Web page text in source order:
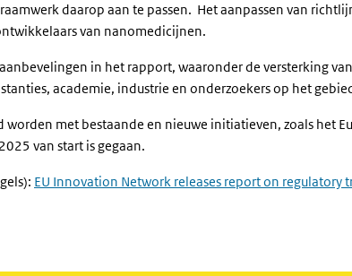
daarop aan te passen. Het aanpassen van
van nanomedicijnen.
in het rapport, waaronder de versterking
academie, industrie en onderzoekers op het
worden met bestaande en nieuwe initiatieven, zoals het
van start is gegaan.
EU Innovation Network releases report on regulatory